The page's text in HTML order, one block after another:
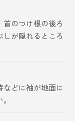
のつけ根の後ろ
が隠れるところ
どに袖が地面に